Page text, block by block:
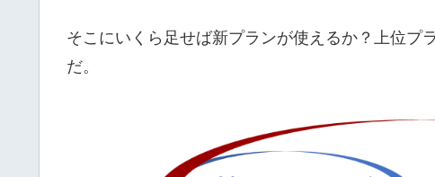
そこにいくら足せば新プランが使えるか？上位プ
だ。